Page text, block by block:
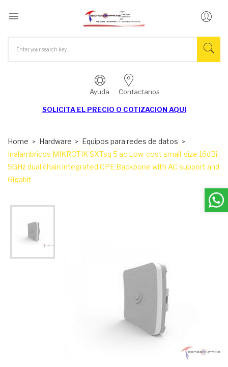

Ayuda Contactanos
SOLICITA EL PRECIO O COTIZACION AQUI
Home Hardware
Equipos para redes de datos
Inalambricos MIKROTIK SXTsq 5 ac Low-cost small-size 16dBi
5GHz dual chain integrated CPE Backbone with AC support and
Gigabit